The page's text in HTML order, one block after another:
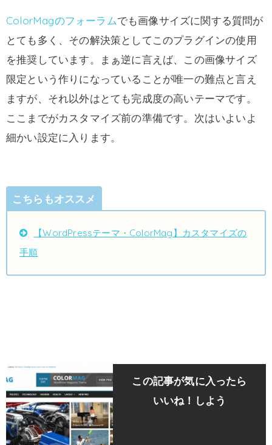
ColorMagのフォーラムでも画像サイズに関する質問が
とても多く、その解決策としてこのプラグインの使用
を推奨しています。まぁ逆に言えば、この画像サイズ
限定という作りになっていることが唯一の難点と言え
ますが、それ以外はとても完成度の高いテーマです。
ここまでがカスタマイズ前の準備です。次はいよいよ
細かい設定に入ります。
こちらもオススメ
【WordPressテーマ・ColorMag】カスタマイズの
手順
この記事が気に入ったら
いいね！しよう